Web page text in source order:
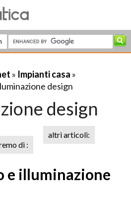
» Impianti casa »
design
design
di :
altri articoli:
e illuminazione